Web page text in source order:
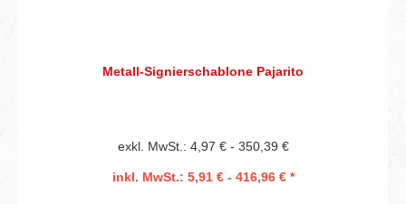
Metall-Signierschablone Pajarito
exkl. MwSt.: 4,97 € - 350,39 €
inkl. MwSt.: 5,91 € - 416,96 € *